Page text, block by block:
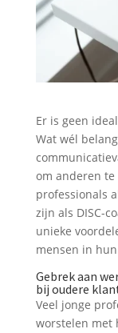
Er is geen
Wat wél
om anderen te
professionals
zijn als DISC-
unieke
mensen in
Gebrek aan
bij oudere
Veel jonge
worstelen met